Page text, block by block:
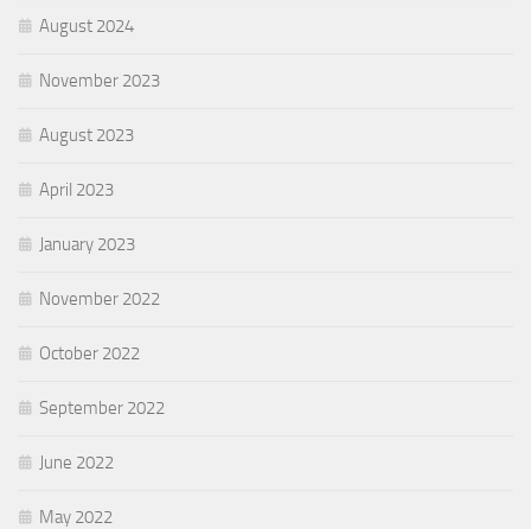
August 2024
November 2023
August 2023
April 2023
January 2023
November 2022
October 2022
September 2022
June 2022
May 2022